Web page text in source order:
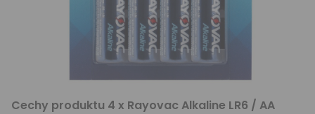
Cechy produktu 4 x Rayovac Alkaline LR6 / AA